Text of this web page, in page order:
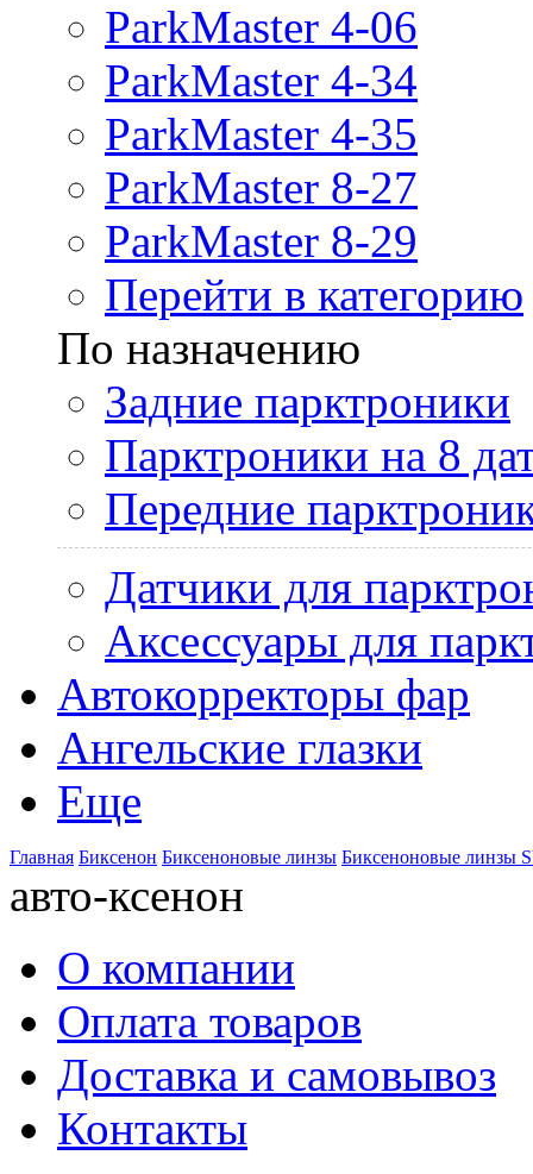
ParkMaster 4-06
ParkMaster 4-34
ParkMaster 4-35
ParkMaster 8-27
ParkMaster 8-29
Перейти в категорию
По назначению
Задние парктроники
Парктроники на 8
Передние
Датчики для
Аксессуары для
Автокорректоры фар
Ангельские глазки
Еще
Главная Биксенон Биксеноновые линзы Биксеноновые линзы
авто-ксенон
О компании
Оплата товаров
Доставка и самовывоз
Контакты